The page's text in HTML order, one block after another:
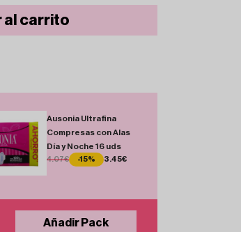
al carrito
Ausonia Ultrafina
Compresas con Alas
Día y Noche 16 uds
4.07€ -15% 3.45€
Añadir Pack